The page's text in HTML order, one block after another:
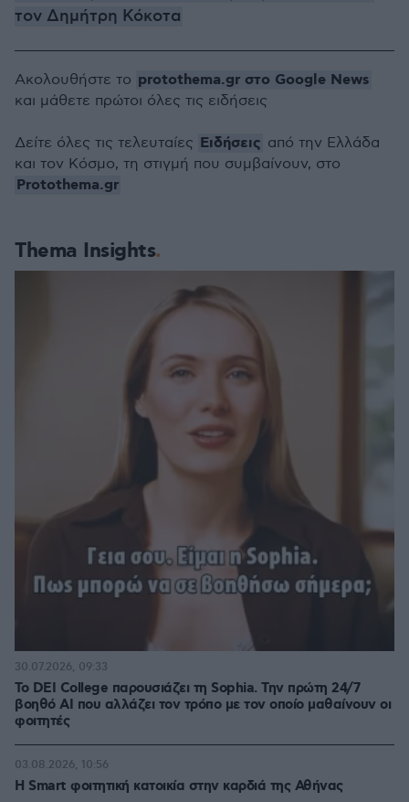
τον Δημήτρη Κόκοτα
Thema Insights
Το DEI College παρουσιάζει τη Sophia. Την πρώτη 24/7
βοηθό AI που αλλάζει τον τρόπο με τον οποίο μαθαίνουν οι
φοιτητές
30.07.2026, 09:33
Η Smart φοιτητική κατοικία στην καρδιά της Αθήνας
03.08.2026, 10:56
Ακολουθήστε το protothema.gr στο Google News
και μάθετε πρώτοι όλες τις ειδήσεις
Δείτε όλες τις τελευταίες Ειδήσεις από την Ελλάδα
και τον Κόσμο, τη στιγμή που συμβαίνουν, στο
Protothema.gr